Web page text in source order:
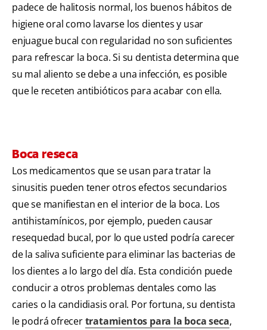
padece de halitosis normal, los buenos hábitos de
higiene oral como lavarse los dientes y usar
enjuague bucal con regularidad no son suficientes
para refrescar la boca. Si su dentista determina que
su mal aliento se debe a una infección, es posible
que le receten antibióticos para acabar con ella.
Boca reseca
Los medicamentos que se usan para tratar la
sinusitis pueden tener otros efectos secundarios
que se manifiestan en el interior de la boca. Los
antihistamínicos, por ejemplo, pueden causar
resequedad bucal, por lo que usted podría carecer
de la saliva suficiente para eliminar las bacterias de
los dientes a lo largo del día. Esta condición puede
conducir a otros problemas dentales como las
caries o la candidiasis oral. Por fortuna, su dentista
le podrá ofrecertratamientos para la boca seca,